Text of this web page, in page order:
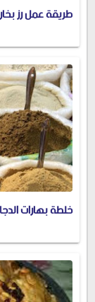
طريقة عمل رز
خلطة بهارات